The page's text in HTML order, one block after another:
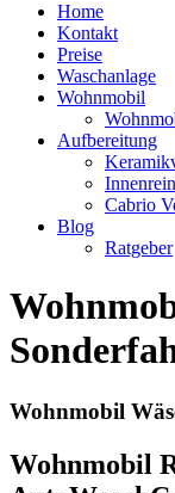
Home
Kontakt
Preise
Waschanlage
Wohnmobil
Aufbereitung
Cabrio
Blog
Ratgeber
Wohnmobil
Wohnmobil